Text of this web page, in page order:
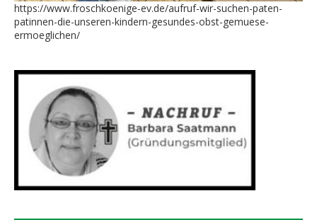
https://www.froschkoenige-ev.de/aufruf-wir-suchen-paten-
patinnen-die-unseren-kindern-gesundes-obst-gemuese-
ermoeglichen/